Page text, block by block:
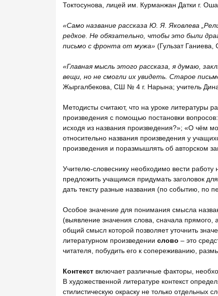
Токтосунова, лицей им. Курманжан Датки г.
«Само название рассказа Ю. Я. Яковлева
редкое. Не обязательно, чтобы это были
письмо с фронта от мужа»(Гульзат Ганиева,
«Главная мысль этого рассказа, я думаю,
вещи, но не смогли их увидеть. Старое
Жыргалбекова, СШ № 4 г. Нарына; учитель
Методисты считают, что на уроке литературы
произведения с помощью постановки
исходя из названия произведения?»; «О чём
относительно названия произведения у
произведения и поразмышлять об авторском
Учителю-словеснику необходимо вести работу
предложить учащимся придумать заголовок
дать тексту разные названия (по событию, по
Особое значение для понимания смысла
(выявление значения слова, сначала прямого,
общий смысл которой позволяет уточнить
литературном произведении слово – это
читателя, побудить его к сопереживанию,
Контекствключает различные факторы,
В художественной литературе контекст
стилистическую окраску не только отдельных